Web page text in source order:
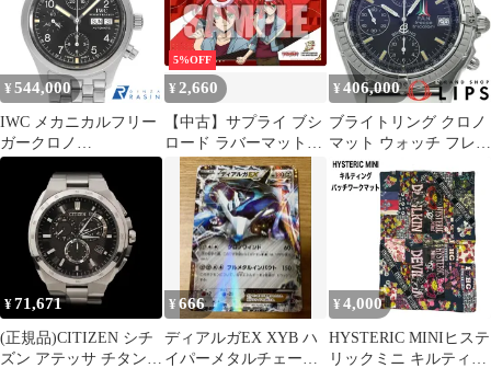
ブラック [シャドウ]
クロノマット等
¥ 544,000
IWC メカニカルフリー
ガークロノ
IW370607(3706-07) 中
古 メンズ
5%OFF
¥ 2,660
【中古】サプライ ブシ
ロード ラバーマットコ
レクション V2 Vol.2028
カードファイト!! ヴァ
ンガード 『伝説の先導
者 新導クロノ 15th
Anniversary』
¥ 406,000
ブライトリング クロノ
マット ウォッチ フレッ
チェ・トリコローリ 世
界限定4000本
A13050.1/A136BFTPA
¥71,671
(正規品)CITIZEN シチ
ズン アテッサ チタン
¥666
ディアルガEX XYB ハ
イパーメタルチェーン
¥ 4,000
HYSTERIC MINIヒステ
リックミニ キルティン